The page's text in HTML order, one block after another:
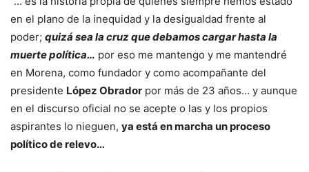
en el plano de la inequidad y la desigualdad frente al
poder; quizá sea la cruz que debamos cargar hasta la
muerte política… por eso me mantengo y me mantendré
en Morena, como fundador y como acompañante del
presidente López Obrador por más de 23 años… y aunque
en el discurso oficial no se acepte o las y los propios
aspirantes lo nieguen, ya está en marcha un proceso
político de relevo…